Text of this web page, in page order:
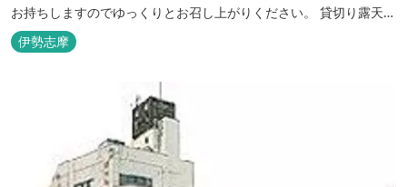
お持ちしますのでゆっくりとお召し上がりください。 貸切り露天風
呂完備、駅近、夫婦岩まで徒歩15分です。
伊勢志摩